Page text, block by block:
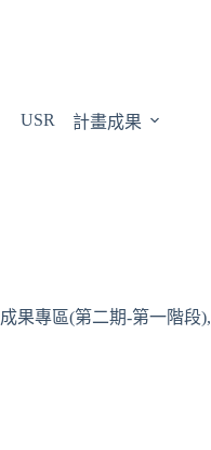
USR 計畫成果
成果專區(第二期-第一階段),